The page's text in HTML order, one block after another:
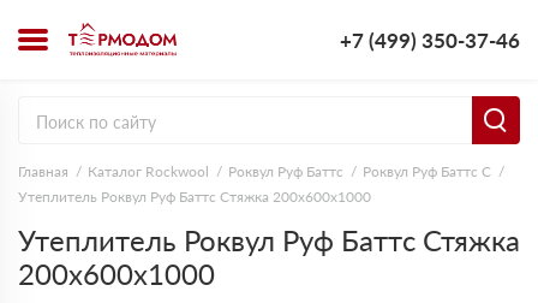
+7 (499) 350-37-46
Главная Каталог Rockwool Роквул Руф Баттс
Роквул Руф Баттс C
Утеплитель Роквул Руф Баттс Стяжка 200х600х1000
Утеплитель Роквул Руф Баттс Стяжка
200х600х1000